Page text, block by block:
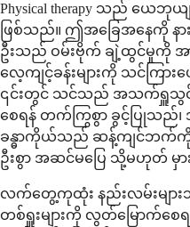
Physical therapy သည် ယေဘု
ဖြစ်သည်။ ဤအခြေအနေကို နား
ဦးသည် ဝမ်းဗိုက် ချဲ့ထွင်မှုကို
လေ့ကျင့်ခန်းများကို သင်ကြားပေး
၎င်းတွင် သင်သည် အသက်ရှူသွ
စေရန် တက်ကြွစွာ ခွင့်ပြုသည်
ခန္ဓာကိုယ်သည် ဆန့်ကျင်ဘက်
ဦးစွာ အဆင်မပြေ သို့မဟုတ် မှ
လက်တွေ့ကုထုံး နည်းလမ်းများ
တစ်ရှူးများကို လွတ်မြောက်စေ